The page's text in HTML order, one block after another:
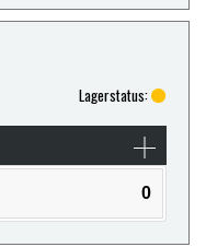
Lagerstatus:
0